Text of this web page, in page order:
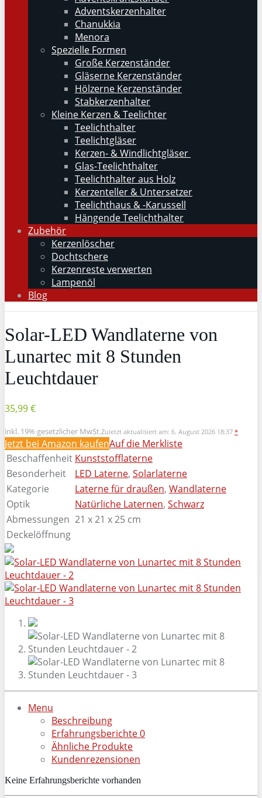
Adventskerzenhalter
Chanukkia
Menora
Spezielle Formen
Große Kerzenständer
Gläserne Kerzenständer
Hölzerne Kerzenständer
Stabkerzenhalter
Kleine Kerzen & Teelichter
Teelichthalter
Teelichtgläser
Kerzen- & Windlichtgläser
Glas-Teelichthalter
Teelichthalter aus Holz
Kerzenteller & Untersetzer
Teelichthaus & -Karussell
Hängende Teelichthalter
Zubehör
Kerzenlöscher
Dochtschere
Kerzenreste verwerten
Lampenöl
Blog
Solar-LED Wandlaterne von
Lunartec mit 8 Stunden
Leuchtdauer
35,99 €
inkl. 19% gesetzlicher MwSt.Zuletzt aktualisiert am: 6. August 2026 18:37 *
Jetzt bei Amazon kaufenAuf die Merkliste
Beschaffenheit Kunststofflaterne
Besonderheit
LED Laterne, Solarlaterne
Kategorie
Laterne für draußen, Wandlaterne
Optik
Natürliche Laternen, Schwarz
Abmessungen 21 x 21 x 25 cm
Deckelöffnung
Menu
Beschreibung
Erfahrungsberichte0
Ähnliche Produkte
Kundenrezensionen
Keine Erfahrungsberichte vorhanden